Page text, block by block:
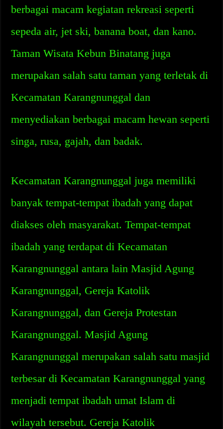
berbagai macam kegiatan rekreasi seperti
sepeda air, jet ski, banana boat, dan kano.
Taman Wisata Kebun Binatang juga
merupakan salah satu taman yang terletak di
Kecamatan Karangnunggal dan
menyediakan berbagai macam hewan seperti
singa, rusa, gajah, dan badak.
Kecamatan Karangnunggal juga memiliki
banyak tempat-tempat ibadah yang dapat
diakses oleh masyarakat. Tempat-tempat
ibadah yang terdapat di Kecamatan
Karangnunggal antara lain Masjid Agung
Karangnunggal, Gereja Katolik
Karangnunggal, dan Gereja Protestan
Karangnunggal. Masjid Agung
Karangnunggal merupakan salah satu masjid
terbesar di Kecamatan Karangnunggal yang
menjadi tempat ibadah umat Islam di
wilayah tersebut. Gereja Katolik